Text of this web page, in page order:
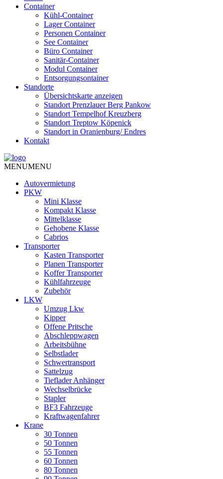
Container
Kühl-Container
Lager Container
Personen Container
See Container
Büro Container
Sanitär-Container
Modul Container
Entsorgungsontainer
Standorte
Übersichtskarte anzeigen
Standort Prenzlauer Berg Pankow
Standort Tempelhof Kreuzberg
Standort Treptow Köpenick
Standort in Oranienburg/ Endres
Kontakt
MENUMENU
Autovermietung
PKW
Mini Klasse
Kompakt Klasse
Mittelklasse
Gehobene Klasse
Cabrios
Transporter
Kasten Transporter
Planen Transporter
Koffer Transporter
Kühlfahrzeuge
Zubehör
LKW
Umzug Lkw
Kipper
Offene Pritsche
Abschleppwagen
Arbeitsbühne
Selbstlader
Schwertransport
Sattelzug
Tieflader Anhänger
Wechselbrücke
Stapler
BF3 Fahrzeuge
Kraftwagenfahrer
Krane
30 Tonnen
50 Tonnen
55 Tonnen
60 Tonnen
80 Tonnen